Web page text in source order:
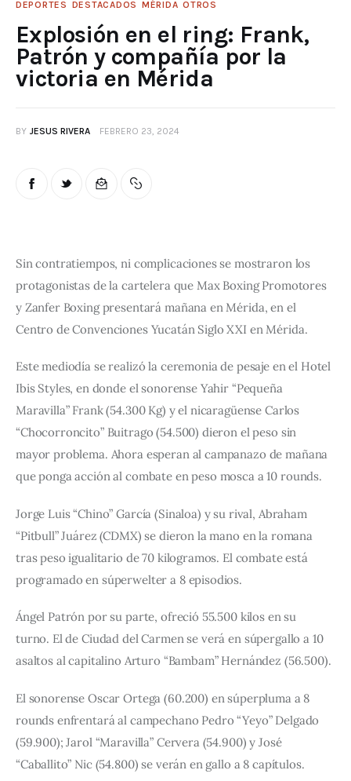
DEPORTES DESTACADOS MÉRIDA OTROS
Explosión en el ring: Frank,
Patrón y compañía por la
victoria en Mérida
BY JESUS RIVERA FEBRERO 23, 2024
Sin contratiempos, ni complicaciones se mostraron los
protagonistas de la cartelera que Max Boxing Promotores
y Zanfer Boxing presentará mañana en Mérida, en el
Centro de Convenciones Yucatán Siglo XXI en Mérida.
Este mediodía se realizó la ceremonia de pesaje en el Hotel
Ibis Styles, en donde el sonorense Yahir “Pequeña
Maravilla” Frank (54.300 Kg) y el nicaragüense Carlos
“Chocorroncito” Buitrago (54.500) dieron el peso sin
mayor problema. Ahora esperan al campanazo de mañana
que ponga acción al combate en peso mosca a 10 rounds.
Jorge Luis “Chino” García (Sinaloa) y su rival, Abraham
“Pitbull” Juárez (CDMX) se dieron la mano en la romana
tras peso igualitario de 70 kilogramos. El combate está
programado en súperwelter a 8 episodios.
Ángel Patrón por su parte, ofreció 55.500 kilos en su
turno. El de Ciudad del Carmen se verá en súpergallo a 10
asaltos al capitalino Arturo “Bambam” Hernández (56.500).
El sonorense Oscar Ortega (60.200) en súperpluma a 8
rounds enfrentará al campechano Pedro “Yeyo” Delgado
(59.900); Jarol “Maravilla” Cervera (54.900) y José
“Caballito” Nic (54.800) se verán en gallo a 8 capítulos.